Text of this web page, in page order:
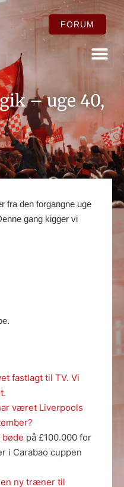
FORUM
– uge 40,
fra den forgangne uge
gang kigger vi
fastlagt til TV. Vi
været Liverpools
bøde på £100.000 for
i Carabao cuppen
ny træner til